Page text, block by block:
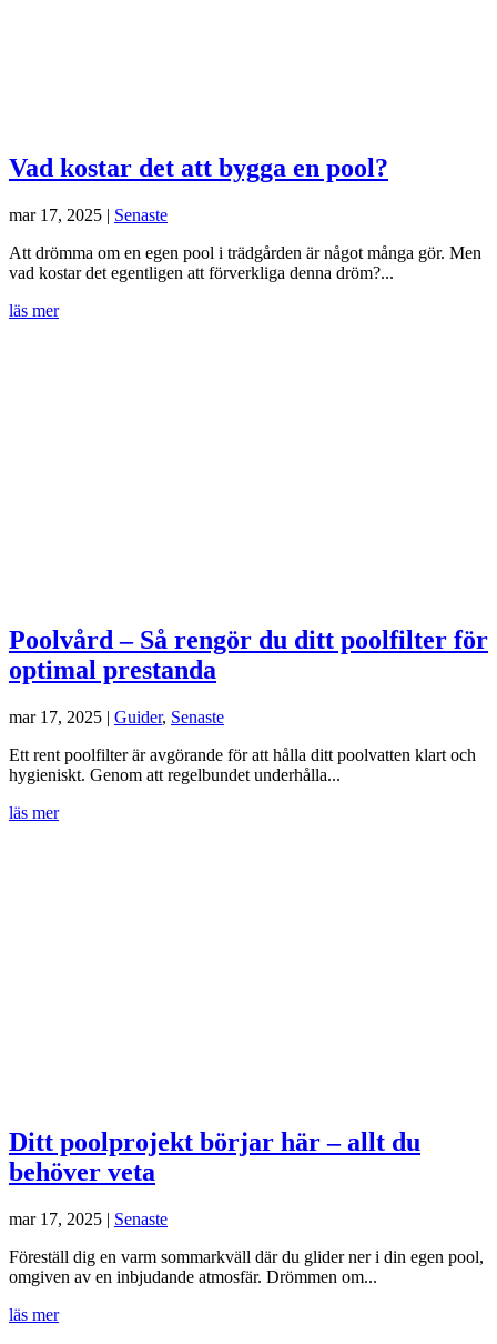
Vad kostar det att bygga en pool?
mar 17, 2025 | Senaste
Att drömma om en egen pool i trädgården är något många gör. Men
vad kostar det egentligen att förverkliga denna dröm?...
läs mer
Poolvård – Så rengör du ditt poolfilter för
optimal prestanda
mar 17, 2025 | Guider, Senaste
Ett rent poolfilter är avgörande för att hålla ditt poolvatten klart och
hygieniskt. Genom att regelbundet underhålla...
läs mer
Ditt poolprojekt börjar här – allt du
behöver veta
mar 17, 2025 | Senaste
Föreställ dig en varm sommarkväll där du glider ner i din egen pool,
omgiven av en inbjudande atmosfär. Drömmen om...
läs mer